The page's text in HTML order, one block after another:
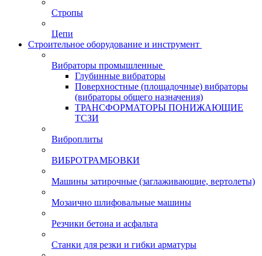
Стропы
Цепи
Строительное оборудование и инструмент
Вибраторы промышленные
Глубинные вибраторы
Поверхностные (площадочные) вибраторы
(вибраторы общего назначения)
ТРАНСФОРМАТОРЫ ПОНИЖАЮЩИЕ
ТСЗИ
Виброплиты
ВИБРОТРАМБОВКИ
Машины затирочные (заглаживающие, вертолеты)
Мозаично шлифовальные машины
Резчики бетона и асфальта
Станки для резки и гибки арматуры